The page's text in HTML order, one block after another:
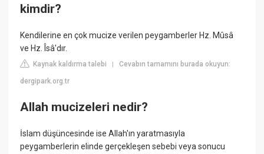
kimdir?
Kendilerine en çok mucize verilen peygamberler Hz. Mûsâ
ve Hz. Îsâ'dır.
Kaynak kaldırma talebi |Cevabın tamamını burada okuyun:
dergipark.org.tr
Allah mucizeleri nedir?
İslam düşüncesinde ise Allah'ın yaratmasıyla
peygamberlerin elinde gerçekleşen sebebi veya sonucu